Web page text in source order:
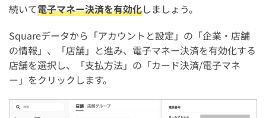
続いて電子マネー決済を有効化しましょう。
Squareデータから「アカウントと設定」の「企業・店舗
の情報」、「店舗」と進み、電子マネー決済を有効化する
店舗を選択し、「支払方法」の「カード決済/電子マネ
ー」をクリックします。